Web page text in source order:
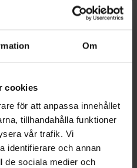
Om
cookies
för att anpassa innehållet
tillhandahålla funktioner
vår trafik. Vi
identifierare och annan
de sociala medier och
torrt
torrt och skyddat
i förråd, matarskruv
från markfukt. Ett
utformat för säker